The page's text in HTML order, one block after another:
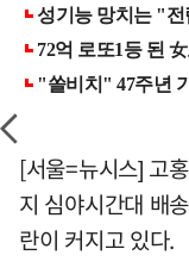
[서울=뉴시스] 고
지 심야시간대 배
란이 커지고 있다.